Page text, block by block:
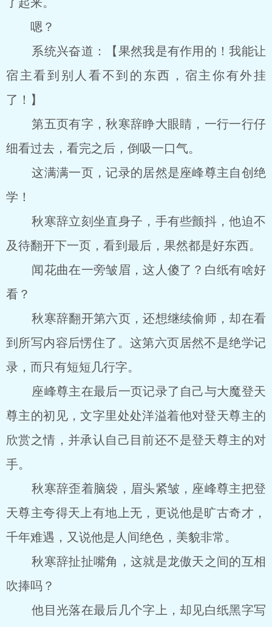
嗯？
系统兴奋道：【果然我是有作用的！我能让
宿主看到别人看不到的东西，宿主你有外挂
了！】
第五页有字，秋寒辞睁大眼睛，一行一行仔
细看过去，看完之后，倒吸一口气。
这满满一页，记录的居然是座峰尊主自创绝
学！
秋寒辞立刻坐直身子，手有些颤抖，他迫不
及待翻开下一页，看到最后，果然都是好东西。
闻花曲在一旁皱眉，这人傻了？白纸有啥好
看？
秋寒辞翻开第六页，还想继续偷师，却在看
到所写内容后愣住了。这第六页居然不是绝学记
录，而只有短短几行字。
座峰尊主在最后一页记录了自己与大魔登天
尊主的初见，文字里处处洋溢着他对登天尊主的
欣赏之情，并承认自己目前还不是登天尊主的对
手。
秋寒辞歪着脑袋，眉头紧皱，座峰尊主把登
天尊主夸得天上有地上无，更说他是旷古奇才，
千年难遇，又说他是人间绝色，美貌非常。
秋寒辞扯扯嘴角，这就是龙傲天之间的互相
吹捧吗？
他目光落在最后几个字上，却见白纸黑字写